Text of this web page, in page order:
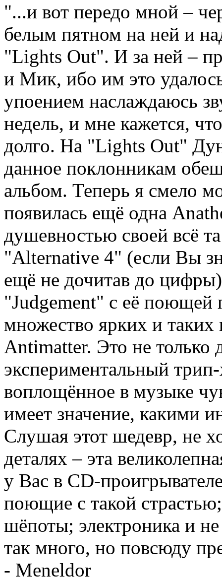
"...и вот передо мной –
белым пятном на ней и
"Lights Out". И за ней –
и Мик, ибо им это
упоением наслаждаюсь
недель, и мне кажется,
долго. На "Lights Out"
данное поклонникам
альбом. Теперь я смело
появилась ещё одна
душевностью своей всё
"Alternative 4" (если Вы
ещё не дочитав до
"Judgement" с её
множество ярких и
Antimatter. Это не только
экспериментальный
воплощённое в музыке
имеет значение, какими
Слушая этот шедевр, не
деталях – эта
у Вас в CD-
поющие с такой
шёпоты; электроника и
так много, но повсюду
- Meneldor